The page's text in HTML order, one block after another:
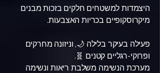
היצמדות למשטחים חלקים בזכות מבנים
מיקרוסקופיים בכריות האצבעות.
פעילה בעיקר בלילה 🌙, וניזונה מחרקים
ופרוקי-רגליים קטנים 🧬.
מערכת הנשימה משלבת ריאות ונשימה